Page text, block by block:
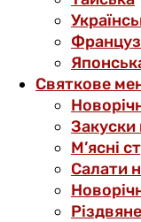
Святкове
Закуски
М’ясні
Салати